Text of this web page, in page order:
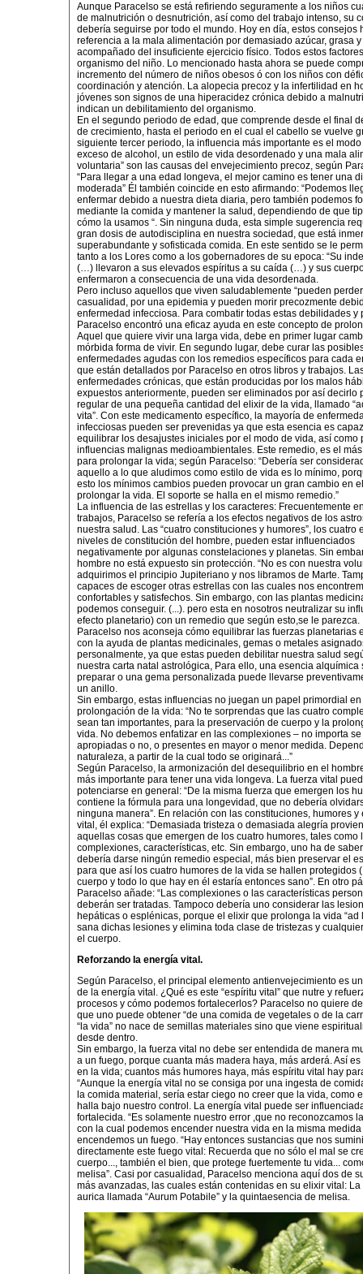
Aunque Paracelso se está refiriendo seguramente a los niños
de malnutrición o desnutrición, así como del trabajo intenso, su
debería seguirse por todo el mundo. Hoy en día, estos consejos
referencia a la mala alimentación por demasiado azúcar, grasa
acompañado del insuficiente ejercicio físico. Todos estos
organismo del niño. Lo mencionado hasta ahora se puede
incremento del número de niños obesos ó con los niños con
coordinación y atención. La alopecia precoz y la infertilidad en
jóvenes son signos de una hiperacidez crónica debido a
indican un debilitamiento del organismo.
En el segundo periodo de edad, que comprende desde el final
de crecimiento, hasta el periodo en el cual el cabello se vuelve
siguiente tercer periodo, la influencia más importante es el
exceso de alcohol, un estilo de vida desordenado y una mala
voluntaria” son las causas del envejecimiento precoz, según
“Para llegar a una edad longeva, el mejor camino es tener una
moderada” Él también coincide en esto afirmando: “Podemos
enfermar debido a nuestra dieta diaria, pero también podemos
mediante la comida y mantener la salud, dependiendo de que
cómo la usamos “. Sin ninguna duda, esta simple sugerencia
gran dosis de autodisciplina en nuestra sociedad, que está
superabundante y sofisticada comida. En este sentido se le
tanto a los Lores como a los gobernadores de su epoca: “Su
(…) llevaron a sus elevados espíritus a su caída (…) y sus
enfermaron a consecuencia de una vida desordenada.
Pero incluso aquellos que viven saludablemente “pueden
casualidad, por una epidemia y pueden morir precozmente
enfermedad infecciosa. Para combatir todas estas debilidades y
Paracelso encontró una eficaz ayuda en este concepto de
Aquel que quiere vivir una larga vida, debe en primer lugar
mórbida forma de vivir. En segundo lugar, debe curar las
enfermedades agudas con los remedios específicos para cada
que están detallados por Paracelso en otros libros y trabajos.
enfermedades crónicas, que están producidas por los malos
expuestos anteriormente, pueden ser eliminados por así decirlo
regular de una pequeña cantidad del elixir de la vida, llamado
vita”. Con este medicamento específico, la mayoría de
infecciosas pueden ser prevenidas ya que esta esencia es
equilibrar los desajustes iniciales por el modo de vida, así como
influencias malignas medioambientales. Este remedio, es el
para prolongar la vida; según Paracelso: “Debería ser
aquello a lo que aludimos como estilo de vida es lo mínimo,
esto los mínimos cambios pueden provocar un gran cambio en
prolongar la vida. El soporte se halla en el mismo remedio.”
La influencia de las estrellas y los caracteres: Frecuentemente
trabajos, Paracelso se refería a los efectos negativos de los
nuestra salud. Las “cuatro constituciones y humores”, los cuatro
niveles de constitución del hombre, pueden estar influenciados
negativamente por algunas constelaciones y planetas. Sin
hombre no está expuesto sin protección. “No es con nuestra
adquirimos el principio Jupiteriano y nos libramos de Marte.
capaces de escoger otras estrellas con las cuales nos
confortables y satisfechos. Sin embargo, con las plantas
podemos conseguir. (...). pero esta en nosotros neutralizar su
efecto planetario) con un remedio que según esto,se le parezca.
Paracelso nos aconseja cómo equilibrar las fuerzas planetarias
con la ayuda de plantas medicinales, gemas o metales
personalmente, ya que estas pueden debilitar nuestra salud
nuestra carta natal astrológica, Para ello, una esencia alquímica
preparar o una gema personalizada puede llevarse
un anillo.
Sin embargo, estas influencias no juegan un papel primordial
prolongación de la vida: “No te sorprendas que las cuatro
sean tan importantes, para la preservación de cuerpo y la
vida. No debemos enfatizar en las complexiones – no importa
apropiadas o no, o presentes en mayor o menor medida.
naturaleza, a partir de la cual todo se originará...”
Según Paracelso, la armonización del desequilibrio en el
más importante para tener una vida longeva. La fuerza vital
potenciarse en general: “De la misma fuerza que emergen los
contiene la fórmula para una longevidad, que no debería
ninguna manera”. En relación con las constituciones, humores y
vital, él explica: “Demasiada tristeza o demasiada alegría
aquellas cosas que emergen de los cuatro humores, tales como
complexiones, características, etc. Sin embargo, uno ha de
debería darse ningún remedio especial, más bien preservar el
para que así los cuatro humores de la vida se hallen protegidos
cuerpo y todo lo que hay en él estaría entonces sano”. En otro
Paracelso añade: “Las complexiones o las características
deberán ser tratadas. Tampoco debería uno considerar las
hepáticas o esplénicas, porque el elixir que prolonga la vida “ad
sana dichas lesiones y elimina toda clase de tristezas y
el cuerpo.
Reforzando la energía vital.
Según Paracelso, el principal elemento antienvejecimiento es
de la energía vital. ¿Qué es este “espíritu vital” que nutre y
procesos y cómo podemos fortalecerlos? Paracelso no quiere
que uno puede obtener “de una comida de vegetales o de la
“la vida” no nace de semillas materiales sino que viene
desde dentro.
Sin embargo, la fuerza vital no debe ser entendida de manera
a un fuego, porque cuanta más madera haya, más arderá. Así
en la vida; cuantos más humores haya, más espíritu vital hay
“Aunque la energía vital no se consiga por una ingesta de
la comida material, sería estar ciego no creer que la vida, como
halla bajo nuestro control. La energía vital puede ser
fortalecida. “Es solamente nuestro error ,que no reconozcamos
con la cual podemos encender nuestra vida en la misma
encendemos un fuego. “Hay entonces sustancias que nos
directamente este fuego vital: Recuerda que no sólo el mal se
cuerpo..., también el bien, que protege fuertemente tu vida...
melisa”. Casi por casualidad, Paracelso menciona aquí dos de
más avanzadas, las cuales están contenidas en su elixir vital:
aurica llamada “Aurum Potabile” y la quintaesencia de melisa.